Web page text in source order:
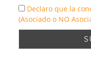
Declaro que la
(Asociado o NO